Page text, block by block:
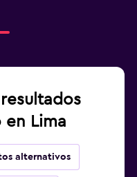
Lima
alternativos